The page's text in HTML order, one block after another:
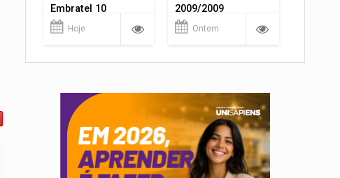
Embratel 10
apartamentos!
Hoje
2009/2009
Ontem